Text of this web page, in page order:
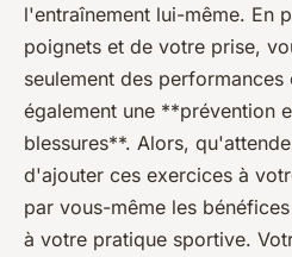
l'entraînement lui-même. En
poignets et de votre prise,
seulement des performances
également une **prévention
blessures**. Alors,
d'ajouter ces exercices à
par vous-même les
à votre pratique sportive.